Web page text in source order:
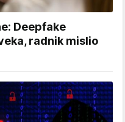
Deepfake
radnik mislio